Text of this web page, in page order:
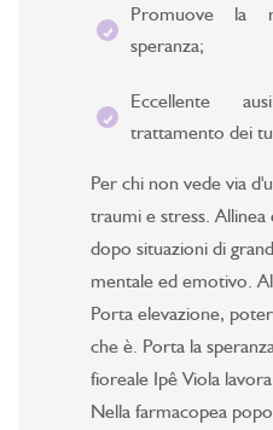
Promuove la
speranza;
Eccellente
trattamento dei
Per chi non vede via
traumi e stress.
dopo situazioni di
mentale ed emotivo.
Porta elevazione,
che è. Porta la
fioreale Ipê Viola
Nella farmacopea